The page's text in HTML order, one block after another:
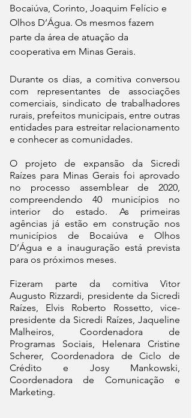
Bocaiúva, Corinto, Joaquim Felício e
Olhos D’Água. Os mesmos fazem
parte da área de atuação da
cooperativa em Minas Gerais.
Durante os dias, a comitiva conversou
com representantes de associações
comerciais, sindicato de trabalhadores
rurais, prefeitos municipais, entre outras
entidades para estreitar relacionamento
e conhecer as comunidades.
O projeto de expansão da Sicredi
Raízes para Minas Gerais foi aprovado
no processo assemblear de 2020,
compreendendo 40 municípios no
interior do estado. As primeiras
agências já estão em construção nos
municípios de Bocaiúva e Olhos
D’Água e a inauguração está prevista
para os próximos meses.
Fizeram parte da comitiva Vitor
Augusto Rizzardi, presidente da Sicredi
Raízes, Elvis Roberto Rossetto, vice-
presidente da Sicredi Raízes, Jaqueline
Malheiros, Coordenadora de
Programas Sociais, Helenara Cristine
Scherer, Coordenadora de Ciclo de
Crédito e Josy Mankowski,
Coordenadora de Comunicação e
Marketing.